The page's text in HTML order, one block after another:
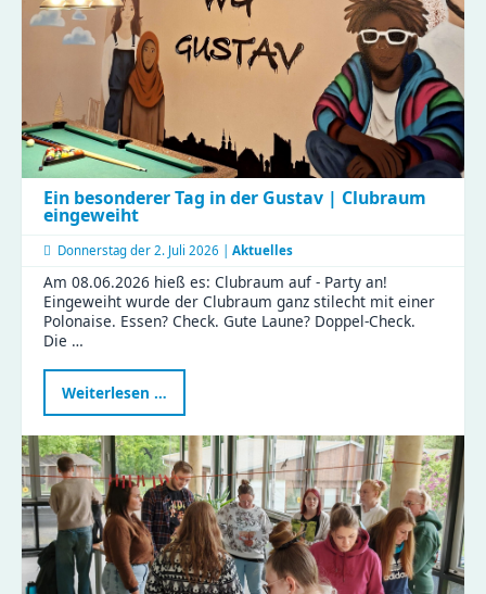
Ein besonderer Tag in der Gustav | Clubraum
eingeweiht
Donnerstag der 2. Juli 2026 | Aktuelles
Am 08.06.2026 hieß es: Clubraum auf - Party an!
Eingeweiht wurde der Clubraum ganz stilecht mit einer
Polonaise. Essen? Check. Gute Laune? Doppel-Check.
Die …
Weiterlesen …
besonderer
Tag
in
der
Gustav
|
Clubraum
eingeweiht